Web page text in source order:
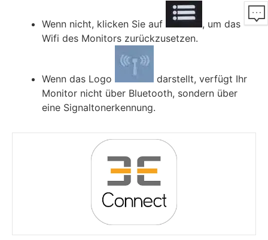
Wenn nicht, klicken Sie auf
, um das
Wifi des Monitors zurückzusetzen.
Wenn das Logo
darstellt, verfügt Ihr
Monitor nicht über Bluetooth, sondern über
eine Signaltonerkennung.